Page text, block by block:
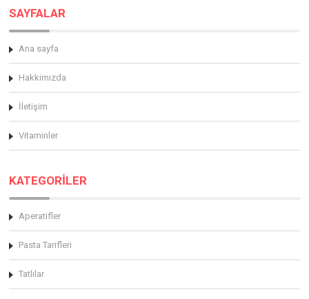
SAYFALAR
Ana sayfa
Hakkimizda
İletişim
Vitaminler
KATEGORİLER
Aperatifler
Pasta Tarifleri
Tatlılar